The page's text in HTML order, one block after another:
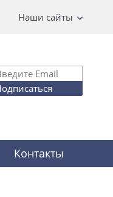
Наши сайты
Контакты